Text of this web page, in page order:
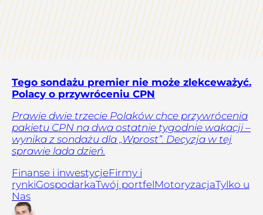
Tego sondażu premier nie może zlekceważyć.
Polacy o przywróceniu CPN
Prawie dwie trzecie Polaków chce przywrócenia
pakietu CPN na dwa ostatnie tygodnie wakacji –
wynika z sondażu dla „Wprost”. Decyzja w tej
sprawie lada dzień.
Finanse i inwestycjeFirmy i
rynkiGospodarkaTwój portfelMotoryzacjaTylko u
Nas